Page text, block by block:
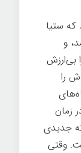
که ستیا
و
بی‌ارزش
را
زمان
جدیدی
وقتی